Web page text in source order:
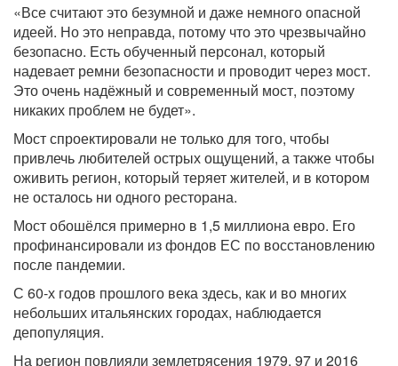
«Все считают это безумной и даже немного опасной
идеей. Но это неправда, потому что это чрезвычайно
безопасно. Есть обученный персонал, который
надевает ремни безопасности и проводит через мост.
Это очень надёжный и современный мост, поэтому
никаких проблем не будет».
Мост спроектировали не только для того, чтобы
привлечь любителей острых ощущений, а также чтобы
оживить регион, который теряет жителей, и в котором
не осталось ни одного ресторана.
Мост обошёлся примерно в 1,5 миллиона евро. Его
профинансировали из фондов ЕС по восстановлению
после пандемии.
С 60-х годов прошлого века здесь, как и во многих
небольших итальянских городах, наблюдается
депопуляция.
На регион повлияли землетрясения 1979, 97 и 2016